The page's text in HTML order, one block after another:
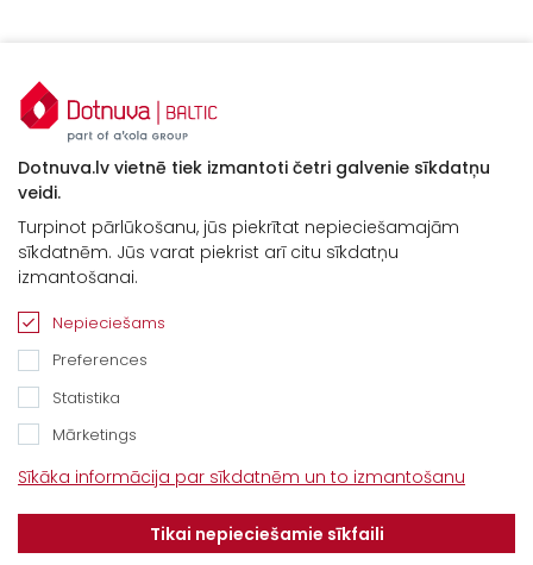
Kontakti
Jelgavas novads, LV-3043
Dotnuva.lv vietnē tiek izmantoti četri galvenie sīkdatņu
veidi.
Turpinot pārlūkošanu, jūs piekrītat nepieciešamajām
sīkdatnēm. Jūs varat piekrist arī citu sīkdatņu
izmantošanai.
Nepieciešams
Preferences
Statistika
Mārketings
Sīkāka informācija par sīkdatnēm un to izmantošanu
Tikai nepieciešamie sīkfaili